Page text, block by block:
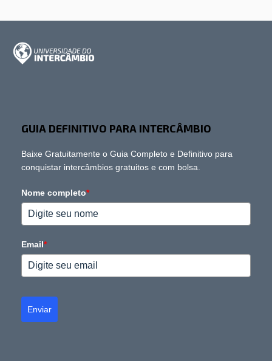
GUIA DEFINITIVO PARA INTERCÂMBIO
Baixe Gratuitamente o Guia Completo e Definitivo para
conquistar intercâmbios gratuitos e com bolsa.
Nome completo*
Email*
Enviar